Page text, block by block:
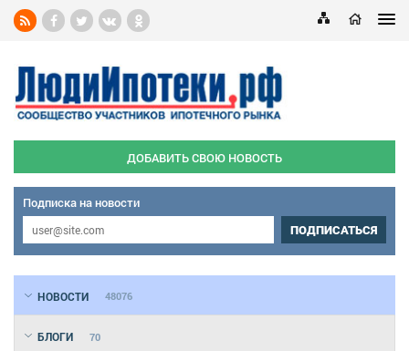
ДОБАВИТЬ СВОЮ НОВОСТЬ
Подписка на новости
ПОДПИСАТЬСЯ
НОВОСТИ 48076
БЛОГИ 70